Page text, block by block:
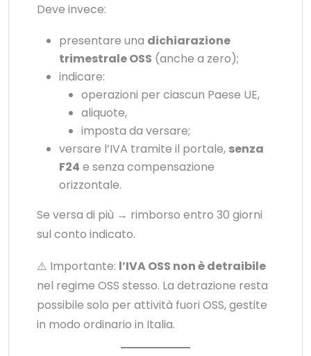
Deve invece:
presentare una dichiarazione
trimestrale OSS (anche a zero);
indicare:
operazioni per ciascun Paese UE,
aliquote,
imposta da versare;
versare l’IVA tramite il portale, senza
F24 e senza compensazione
orizzontale.
Se versa di più → rimborso entro 30 giorni
sul conto indicato.
⚠️ Importante: l’IVA OSS non è detraibile
nel regime OSS stesso. La detrazione resta
possibile solo per attività fuori OSS, gestite
in modo ordinario in Italia.